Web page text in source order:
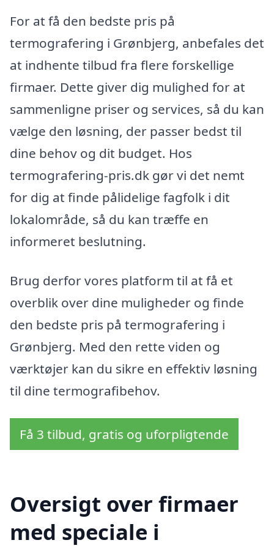
For at få den bedste pris på
termografering i Grønbjerg, anbefales det
at indhente tilbud fra flere forskellige
firmaer. Dette giver dig mulighed for at
sammenligne priser og services, så du kan
vælge den løsning, der passer bedst til
dine behov og dit budget. Hos
termografering-pris.dk gør vi det nemt
for dig at finde pålidelige fagfolk i dit
lokalområde, så du kan træffe en
informeret beslutning.
Brug derfor vores platform til at få et
overblik over dine muligheder og finde
den bedste pris på termografering i
Grønbjerg. Med den rette viden og
værktøjer kan du sikre en effektiv løsning
til dine termografibehov.
Få 3 tilbud, gratis og uforpligtende
Oversigt over firmaer
med speciale i